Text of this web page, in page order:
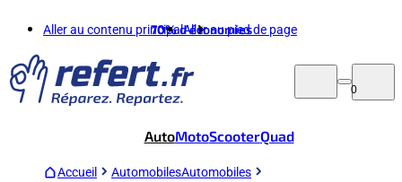
Aller au contenu principalAller au pied de page
70%d'économies
0
AutoMotoScooterQuad
Accueil AutomobilesAutomobiles